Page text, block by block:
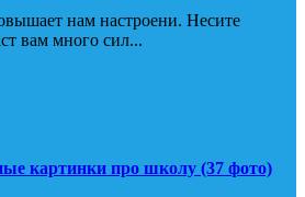
нам настроени. Несите
вам много сил...
картинки про школу (37 фото)